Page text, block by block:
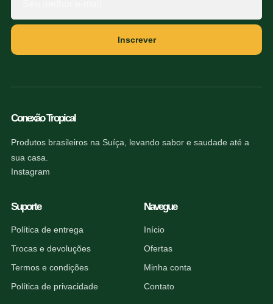
Inscrever
Conexão Tropical
Produtos brasileiros na Suíça, levando sabor e saudade até a
sua casa.
Instagram
Suporte
Política de entrega
Trocas e devoluções
Termos e condições
Política de privacidade
Navegue
Início
Ofertas
Minha conta
Contato